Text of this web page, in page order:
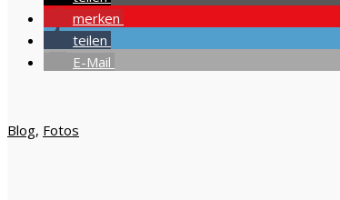
merken
teilen
E-Mail
Blog, Fotos